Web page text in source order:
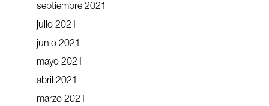
septiembre 2021
julio 2021
junio 2021
mayo 2021
abril 2021
marzo 2021